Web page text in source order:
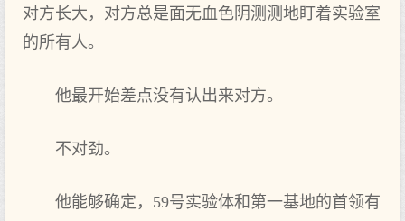
对方长大，对方总是面无血色阴测测地盯着实验室
的所有人。
他最开始差点没有认出来对方。
不对劲。
他能够确定，59号实验体和第一基地的首领有